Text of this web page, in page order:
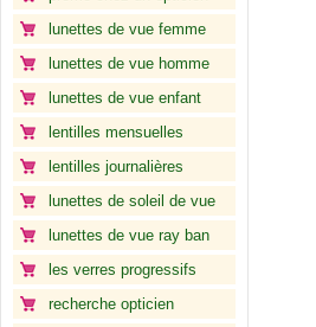
lunettes de vue femme
lunettes de vue homme
lunettes de vue enfant
lentilles mensuelles
lentilles journalières
lunettes de soleil de vue
lunettes de vue ray ban
les verres progressifs
recherche opticien